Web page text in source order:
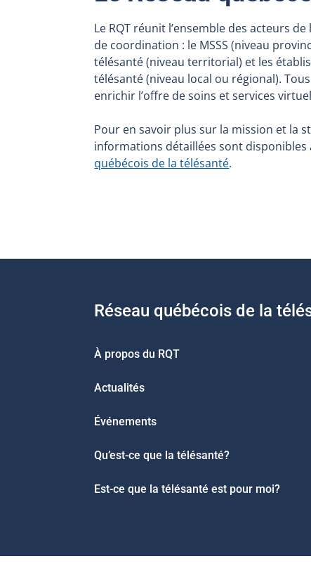
Le RQT réunit l’ensemble des acteurs
de coordination : le MSSS (niveau
télésanté (niveau territorial) et les
télésanté (niveau local ou régional).
enrichir l’offre de soins et services
Pour en savoir plus sur la mission et la
informations détaillées sont
québécois de la télésanté.
Réseau québécois de la
À propos du RQT
Actualités
Événements
Qu’est-ce que la télésanté?
Est-ce que la télésanté est pour moi?